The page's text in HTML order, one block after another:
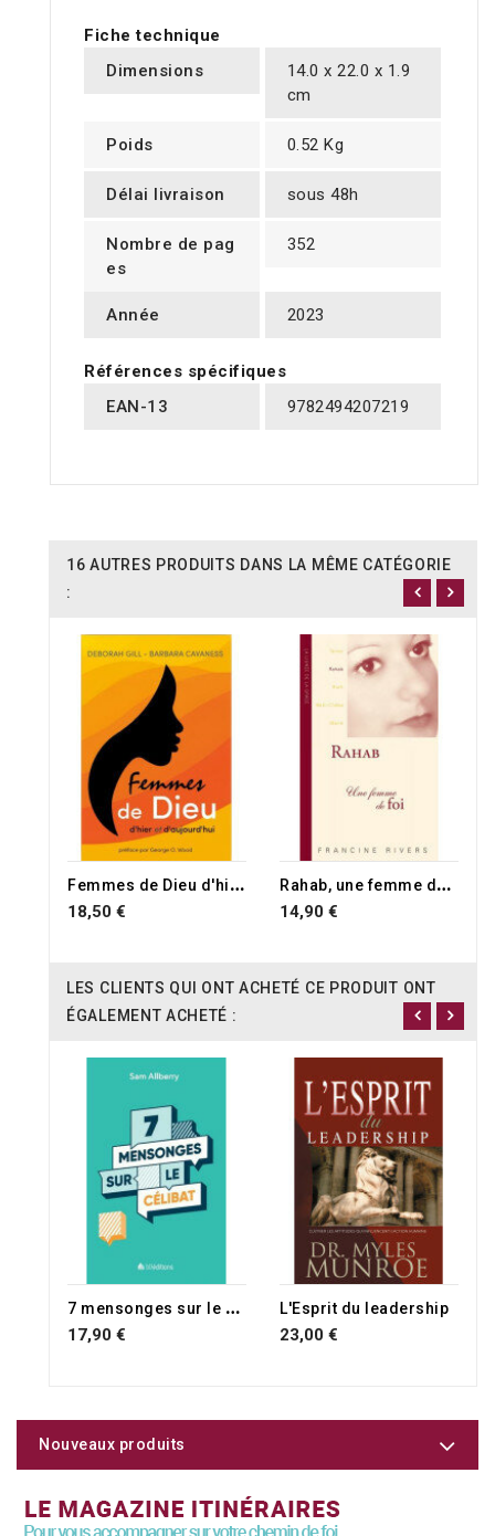
Fiche technique
Dimensions
14.0 x 22.0 x 1.9
cm
Poids 0.52 Kg
Délai livraison sous 48h
Nombre de pag
es
352
Année 2023
Références spécifiques
EAN-13
9782494207219
16 AUTRES PRODUITS DANS LA MÊME CATÉGORIE
:
F
emmes de Dieu d'hier et d'aujourd'hui
18,50 €
R
ahab, une femme de foi
14,90 €
LES CLIENTS QUI ONT ACHETÉ CE PRODUIT ONT
ÉGALEMENT ACHETÉ :
7
mensonges sur le célibat
17,90 €
L'Esprit du leadership
23,00 €
Nouveaux produits